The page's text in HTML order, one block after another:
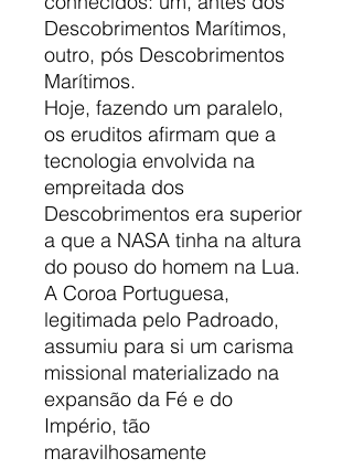
Descobrimentos Marítimos,
outro, pós Descobrimentos
Marítimos.
Hoje, fazendo um paralelo,
os eruditos afirmam que a
tecnologia envolvida na
empreitada dos
Descobrimentos era superior
a que a NASA tinha na altura
do pouso do homem na Lua.
A Coroa Portuguesa,
legitimada pelo Padroado,
assumiu para si um carisma
missional materializado na
expansão da Fé e do
Império, tão
maravilhosamente